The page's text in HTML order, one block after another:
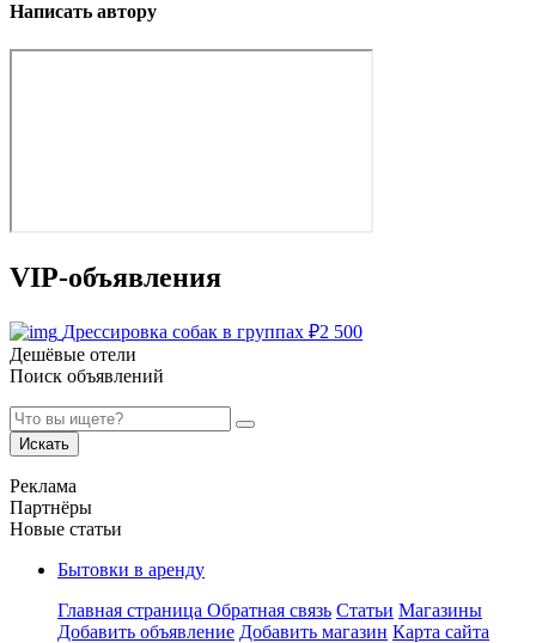
Написать автору
VIP-объявления
Дрессировка собак в группах ₽2 500
Дешёвые отели
Поиск объявлений
Искать
Реклама
Партнёры
Новые статьи
Бытовки в аренду
Главная страница Обратная связь Статьи Магазины
Добавить объявление Добавить магазин Карта сайта